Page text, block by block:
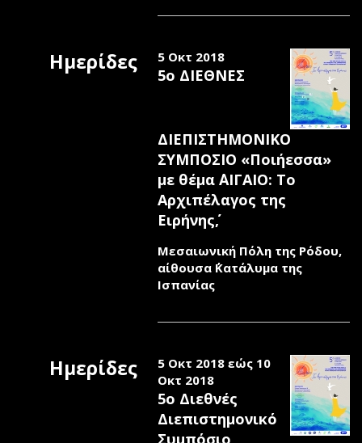
Ημερίδες 5 Οκτ 2018
5ο ΔΙΕΘΝΕΣ
ΔΙΕΠΙΣΤΗΜΟΝΙΚΟ
ΣΥΜΠΟΣΙΟ «Ποιήεσσα»
με θέμα ΄΄ΑΙΓΑΙΟ: Το
Αρχιπέλαγος της
Ειρήνης΄΄,
Μεσαιωνική Πόλη της Ρόδου,
αίθουσα ΄΄Κατάλυμα της
Ισπανίας
Ημερίδες 5 Οκτ 2018 εώς 10
Οκτ 2018
5o Διεθνές
Διεπιστημονικό
Συμπόσιο